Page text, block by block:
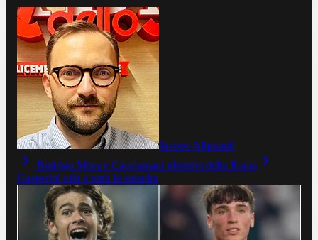
Jacopo Aliprandi
Rodrigo Mora e Cacciamani obiettivi della Roma
Gasperini urla a tutta la squadra